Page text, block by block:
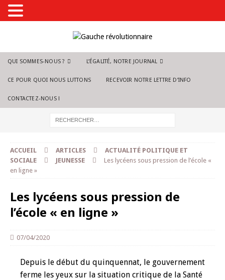
QUI SOMMES-NOUS ? L’ÉGALITÉ, NOTRE JOURNAL
CE POUR QUOI NOUS LUTTONS RECEVOIR NOTRE LETTRE D’INFO
CONTACTEZ-NOUS !
ACCUEIL ARTICLES
ACTUALITÉ POLITIQUE ET
SOCIALE
JEUNESSE
Les lycéens sous pression de l’école «
en ligne »
Les lycéens sous pression de
l’école « en ligne »
07/04/2020
Depuis le début du quinquennat, le gouvernement
ferme les yeux sur la situation critique de la Santé